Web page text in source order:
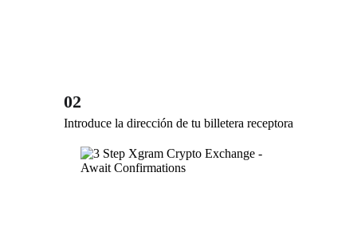
02
Introduce la dirección de tu billetera receptora